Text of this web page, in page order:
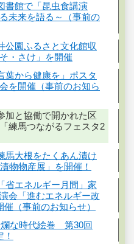
書館で「昆虫食講演
未来を語る～（事前の
公園ふるさと文化館収
・さけ」を開催
葉から健康を」ポスタ
を開催（事前のお知ら
加と協働で開かれた区
練馬つながるフェスタ2
馬大根をたくあん漬け
物物産展」を開催！
省エネルギー月間」家
会「進むエネルギー改
（事前のお知らせ）
爛な時代絵巻 第30回